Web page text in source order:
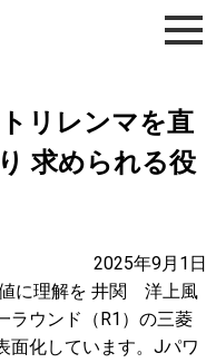
トリレンマを直
求められる役
2025年9月1日
に理解を 井関 洋上風
ラウンド（R1）の三菱
面化しています。Jパワ